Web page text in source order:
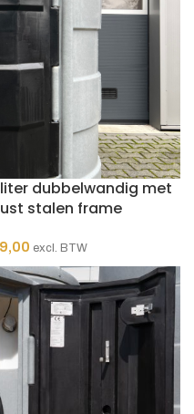
dubbelwandig met
stalen frame
Huidige
prijs
is:
€2.299,00.
excl. BTW